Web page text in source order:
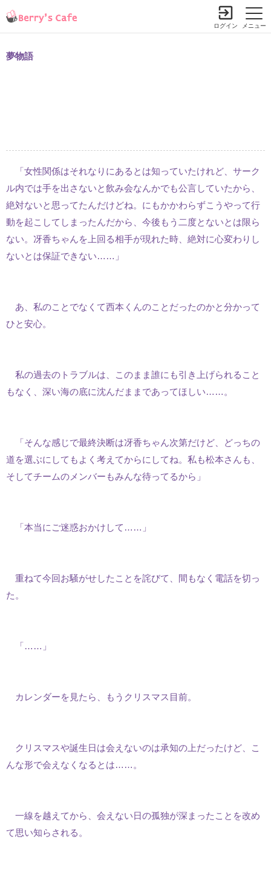
メニュー
ログイン
夢物語
「女性関係はそれなりにあるとは知っていたけれど、サーク
ル内では手を出さないと飲み会なんかでも公言していたから、
絶対ないと思ってたんだけどね。にもかかわらずこうやって行
動を起こしてしまったんだから、今後もう二度とないとは限ら
ない。冴香ちゃんを上回る相手が現れた時、絶対に心変わりし
ないとは保証できない……」
あ、私のことでなくて西本くんのことだったのかと分かって
ひと安心。
私の過去のトラブルは、このまま誰にも引き上げられること
もなく、深い海の底に沈んだままであってほしい……。
「そんな感じで最終決断は冴香ちゃん次第だけど、どっちの
道を選ぶにしてもよく考えてからにしてね。私も松本さんも、
そしてチームのメンバーもみんな待ってるから」
「本当にご迷惑おかけして……」
重ねて今回お騒がせしたことを詫びて、間もなく電話を切っ
た。
「……」
カレンダーを見たら、もうクリスマス目前。
クリスマスや誕生日は会えないのは承知の上だったけど、こ
んな形で会えなくなるとは……。
一線を越えてから、会えない日の孤独が深まったことを改め
て思い知らされる。